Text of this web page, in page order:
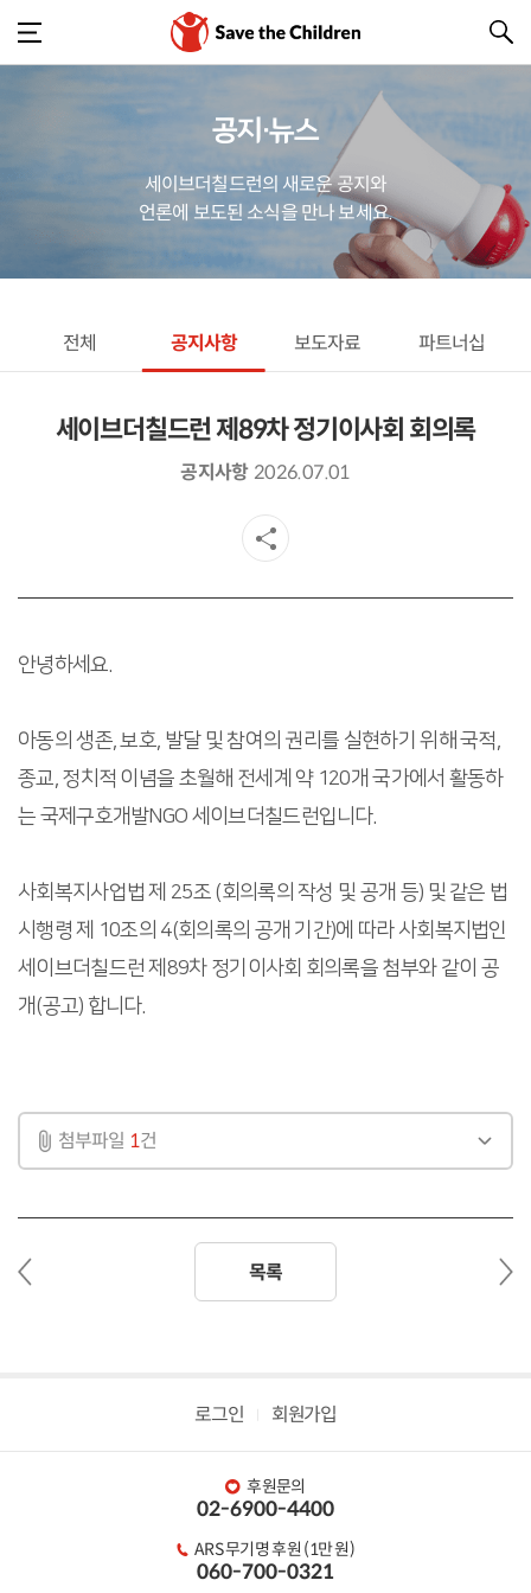
공지·뉴스
세이브더칠드런의 새로운 공지와
언론에 보도된 소식을 만나 보세요.
전체 공지사항 보도자료 파트너십
세이브더칠드런 제89차 정기이사회 회의록
공지사항 2026.07.01
안녕하세요.
아동의 생존, 보호, 발달 및 참여의 권리를 실현하기 위해 국적,
종교, 정치적 이념을 초월해 전세계 약 120개 국가에서 활동하
는 국제구호개발NGO 세이브더칠드런입니다.
사회복지사업법 제 25조 (회의록의 작성 및 공개 등) 및 같은 법
시행령 제 10조의 4(회의록의 공개 기간)에 따라 사회복지법인
세이브더칠드런 제89차 정기이사회 회의록을 첨부와 같이 공
개(공고) 합니다.
첨부파일 1건
목록
로그인 회원가입
후원문의
02-6900-4400
ARS 무기명 후원 (1만 원)
060-700-0321